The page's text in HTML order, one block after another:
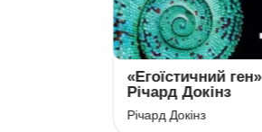
«Егоїстичний ген»
Річард Докінз
Річард Докінз